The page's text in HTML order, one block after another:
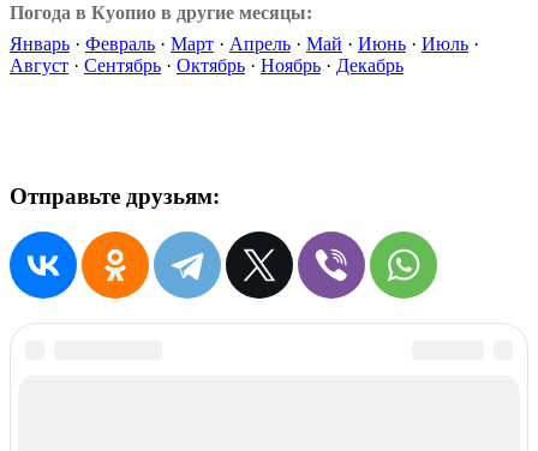
Погода в Куопио в другие месяцы:
Январь · Февраль · Март · Апрель · Май · Июнь · Июль ·
Август · Сентябрь · Октябрь · Ноябрь · Декабрь
Отправьте друзьям: